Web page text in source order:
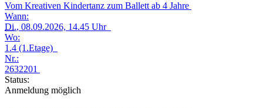
Vom Kreativen Kindertanz zum Ballett ab 4 Jahre
Wann:
Di., 08.09.2026, 14.45 Uhr
Wo:
1.4 (1.Etage)
Nr.:
2632201
Status:
Anmeldung möglich